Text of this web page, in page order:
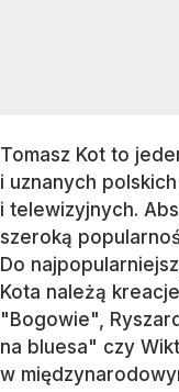
Tomasz Kot to
i uznanych
i telewizyjnych.
szeroką
Do
Kota należą
"Bogowie",
na bluesa" czy
w